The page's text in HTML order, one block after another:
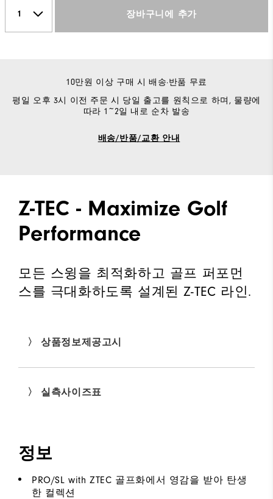
장바구니에 추가
10만원 이상 구매 시 배송·반품 무료
평일 오후 3시 이전 주문 시 당일 출고를 원칙으로 하며, 물량에
따라 1~2일 내로 순차 발송
배송/반품/교환 안내
Z-TEC - Maximize Golf
Performance
모든 스윙을 최적화하고 골프 퍼포먼
스를 극대화하도록 설계된 Z-TEC 라인.
〉 상품정보제공고시
〉 실측사이즈표
정보
PRO/SL with ZTEC 골프화에서 영감을 받아 탄생
한 컬렉션